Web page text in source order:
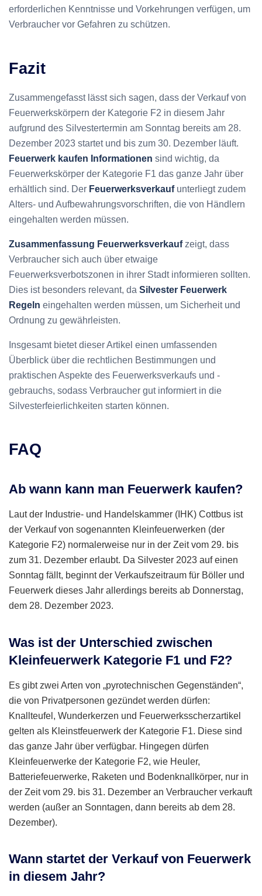
erforderlichen Kenntnisse und Vorkehrungen verfügen, um
Verbraucher vor Gefahren zu schützen.
Fazit
Zusammengefasst lässt sich sagen, dass der Verkauf von
Feuerwerkskörpern der Kategorie F2 in diesem Jahr
aufgrund des Silvestertermin am Sonntag bereits am 28.
Dezember 2023 startet und bis zum 30. Dezember läuft.
Feuerwerk kaufen Informationen sind wichtig, da
Feuerwerkskörper der Kategorie F1 das ganze Jahr über
erhältlich sind. Der Feuerwerksverkaufunterliegt zudem
Alters- und Aufbewahrungsvorschriften, die von Händlern
eingehalten werden müssen.
Zusammenfassung Feuerwerksverkaufzeigt, dass
Verbraucher sich auch über etwaige
Feuerwerksverbotszonen in ihrer Stadt informieren sollten.
Dies ist besonders relevant, da Silvester Feuerwerk
Regeln eingehalten werden müssen, um Sicherheit und
Ordnung zu gewährleisten.
Insgesamt bietet dieser Artikel einen umfassenden
Überblick über die rechtlichen Bestimmungen und
praktischen Aspekte des Feuerwerksverkaufs und -
gebrauchs, sodass Verbraucher gut informiert in die
Silvesterfeierlichkeiten starten können.
FAQ
Ab wann kann man Feuerwerk kaufen?
Laut der Industrie- und Handelskammer (IHK) Cottbus ist
der Verkauf von sogenannten Kleinfeuerwerken (der
Kategorie F2) normalerweise nur in der Zeit vom 29. bis
zum 31. Dezember erlaubt. Da Silvester 2023 auf einen
Sonntag fällt, beginnt der Verkaufszeitraum für Böller und
Feuerwerk dieses Jahr allerdings bereits ab Donnerstag,
dem 28. Dezember 2023.
Was ist der Unterschied zwischen
Kleinfeuerwerk Kategorie F1 und F2?
Es gibt zwei Arten von „pyrotechnischen Gegenständen“,
die von Privatpersonen gezündet werden dürfen:
Knallteufel, Wunderkerzen und Feuerwerksscherzartikel
gelten als Kleinstfeuerwerk der Kategorie F1. Diese sind
das ganze Jahr über verfügbar. Hingegen dürfen
Kleinfeuerwerke der Kategorie F2, wie Heuler,
Batteriefeuerwerke, Raketen und Bodenknallkörper, nur in
der Zeit vom 29. bis 31. Dezember an Verbraucher verkauft
werden (außer an Sonntagen, dann bereits ab dem 28.
Dezember).
Wann startet der Verkauf von Feuerwerk
in diesem Jahr?